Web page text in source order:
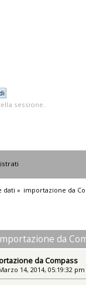
sessione.
dati » importazione da
da
da Compass
14, 2014, 05:19:32